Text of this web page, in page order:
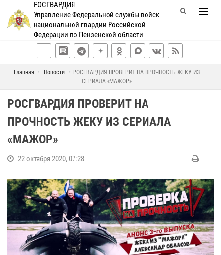
РОСГВАРДИЯ
Управление Федеральной службы войск
национальной гвардии Российской
Федерации по Пензенской области
Главная Новости
РОСГВАРДИЯ ПРОВЕРИТ НА ПРОЧНОСТЬ ЖЕКУ ИЗ
СЕРИАЛА «МАЖОР»
РОСГВАРДИЯ ПРОВЕРИТ НА
ПРОЧНОСТЬ ЖЕКУ ИЗ СЕРИАЛА
«МАЖОР»
22 октября 2020, 07:28